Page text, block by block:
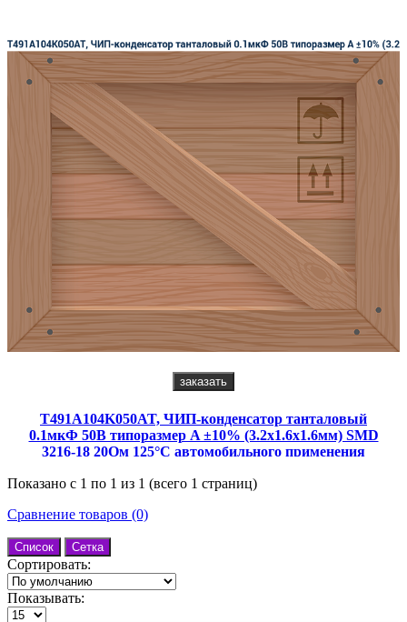
заказать
T491A104K050AT, ЧИП-конденсатор танталовый
0.1мкФ 50В типоразмер A ±10% (3.2х1.6х1.6мм) SMD
3216-18 20Ом 125°С автомобильного применения
Показано с 1 по 1 из 1 (всего 1 страниц)
Сравнение товаров (0)
Список Сетка
Сортировать:
Показывать: